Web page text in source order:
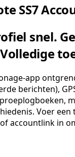
SS7
snel.
app
berichten),
Voer
accountlink in